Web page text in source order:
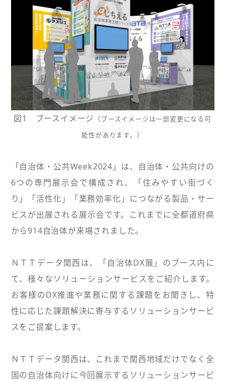
図1 ブースイメージ
（ブースイメージは一部変更になる可
能性があります。）
「自治体・公共Week2024」は、自治体・公共向けの
6つの専門展示会で構成され、「住みやすい街づく
り」「活性化」「業務効率化」につながる製品・サー
ビスが出展される展示会です。これまでに全都道府県
から914自治体が来場されました。
ＮＴＴデータ関西は、「自治体DX展」のブース内に
て、様々なソリューションサービスをご紹介します。
お客様のDX推進や業務に関する課題をお聞きし、特
性に応じた課題解決に寄与するソリューションサービ
スをご提案します。
ＮＴＴデータ関西は、これまで関西地域だけでなく全
国の自治体向けに今回展示するソリューションサービ